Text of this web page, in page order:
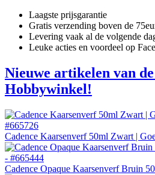
Laagste prijsgarantie
Gratis verzending boven de
Levering vaak al de volgende
Leuke acties en voordeel op
Nieuwe artikelen van
Hobbywinkel!
Cadence Kaarsenverf 50ml Zwart |
Cadence Opaque Kaarsenverf Bruin